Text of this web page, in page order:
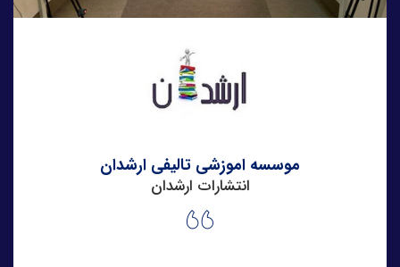
موسسه اموزشی تالیفی ارشدان
انتشارات ارشدان